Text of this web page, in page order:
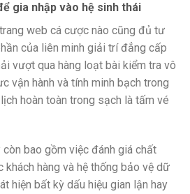
gia nhập vào hệ sinh thái
web cá cược nào cũng đủ tư
của liên minh giải trí đẳng cấp
vượt qua hàng loạt bài kiểm tra vô
vận hành và tính minh bạch trong
hoàn toàn trong sạch là tấm vé
bao gồm việc đánh giá chất
hàng và hệ thống bảo vệ dữ
hiện bất kỳ dấu hiệu gian lận hay